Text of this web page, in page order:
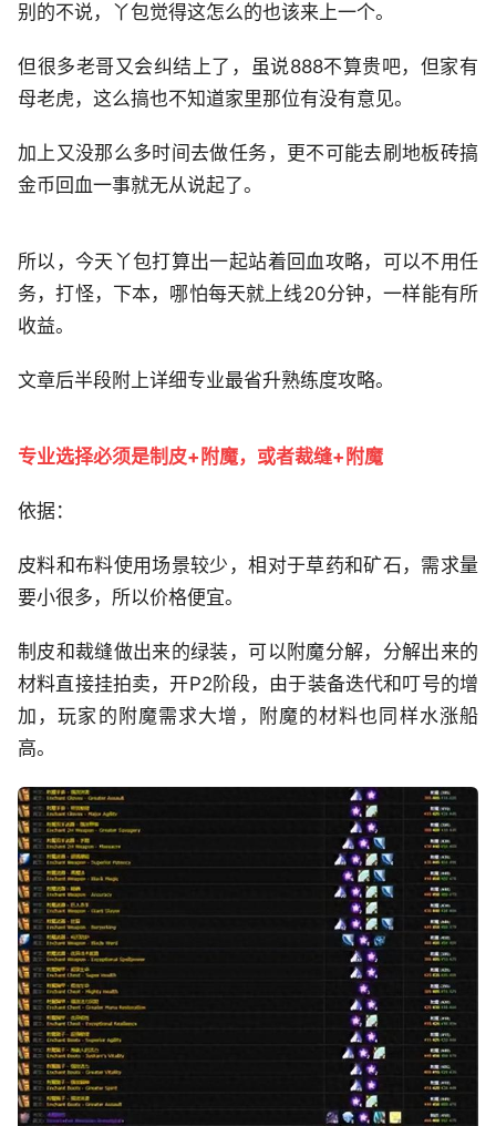
别的不说，丫包觉得这怎么的也该来上一个。
但很多老哥又会纠结上了，虽说888不算贵吧，但家有
母老虎，这么搞也不知道家里那位有没有意见。
加上又没那么多时间去做任务，更不可能去刷地板砖搞
金币回血一事就无从说起了。
所以，今天丫包打算出一起站着回血攻略，可以不用任
务，打怪，下本，哪怕每天就上线20分钟，一样能有所
收益。
文章后半段附上详细专业最省升熟练度攻略。
专业选择必须是制皮+附魔，或者裁缝+附魔
依据：
皮料和布料使用场景较少，相对于草药和矿石，需求量
要小很多，所以价格便宜。
制皮和裁缝做出来的绿装，可以附魔分解，分解出来的
材料直接挂拍卖，开P2阶段，由于装备迭代和叮号的增
加，玩家的附魔需求大增，附魔的材料也同样水涨船
高。